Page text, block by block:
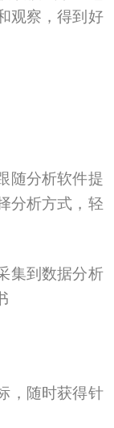
观察，得到好
随分析软件提
分析方式，轻
集到数据分析
，随时获得针